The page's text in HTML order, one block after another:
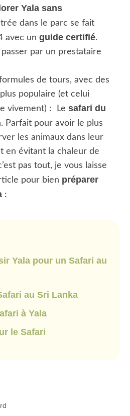
Yala sans
dans le parc se fait
avec un guide certifié.
par un prestataire
de tours, avec des
populaire (et celui
vivement) : Le safari du
Parfait pour avoir le plus
les animaux dans leur
en évitant la chaleur de
pas tout, je vous laisse
pour bien préparer
:
Yala pour un Safari au
au Sri Lanka
à Yala
le Safari